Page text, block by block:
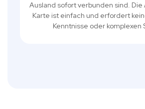
Ausland sofort verbunden sind.
Karte ist einfach und erfordert
Kenntnisse oder komplexen